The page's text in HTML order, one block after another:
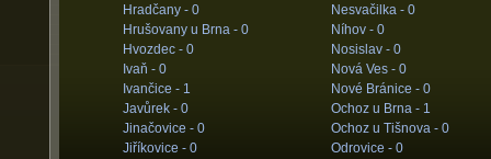
Hradčany - 0
Hrušovany u Brna - 0
Hvozdec - 0
Ivaň - 0
Ivančice - 1
Javůrek - 0
Jinačovice - 0
Jiříkovice - 0
Nesvačilka - 0
Níhov - 0
Nosislav - 0
Nová Ves - 0
Nové Bránice - 0
Ochoz u Brna - 1
Ochoz u Tišnova - 0
Odrovice - 0